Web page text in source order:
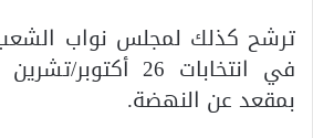
ترشح كذلك لمجلس نواب
بمقعد عن النهضة.